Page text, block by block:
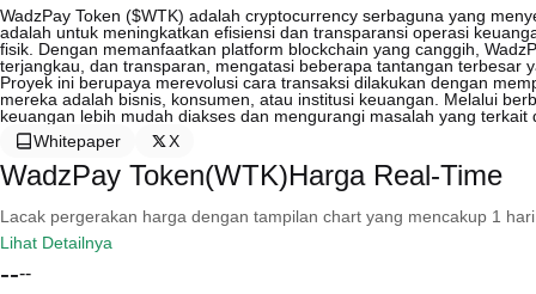
WadzPay Token ($WTK) adalah cryptocurrency serbaguna yang
adalah untuk meningkatkan efisiensi dan transparansi operasi
fisik. Dengan memanfaatkan platform blockchain yang canggih,
terjangkau, dan transparan, mengatasi beberapa tantangan terbesar
Proyek ini berupaya merevolusi cara transaksi dilakukan dengan
mereka adalah bisnis, konsumen, atau institusi keuangan. Melalui
keuangan lebih mudah diakses dan mengurangi masalah yang
Whitepaper
X
WadzPay Token(WTK)Harga Real-Time
Lacak pergerakan harga dengan tampilan chart yang mencakup 1
Lihat Detailnya
----